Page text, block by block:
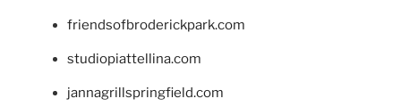
friendsofbroderickpark.com
studiopiattellina.com
jannagrillspringfield.com